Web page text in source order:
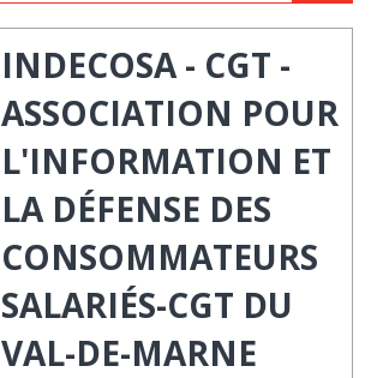
INDECOSA - CGT -
ASSOCIATION POUR
L'INFORMATION ET
LA DÉFENSE DES
CONSOMMATEURS
SALARIÉS-CGT DU
VAL-DE-MARNE